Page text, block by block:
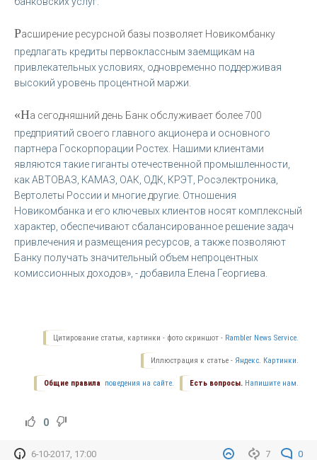
Расширение ресурсной базы позволяет Новикомбанку
предлагать кредиты первоклассным заемщикам на
привлекательных условиях, одновременно поддерживая
высокий уровень процентной маржи.
«На сегодняшний день Банк обслуживает более 700
предприятий своего главного акционера и основного
партнера Госкорпорации Ростех. Нашими клиентами
являются такие гиганты отечественной промышленности,
как АВТОВАЗ, КАМАЗ, ОАК, ОДК, КРЭТ, Росэлектроника,
Вертолеты России и многие другие. Отношения
Новикомбанка и его ключевых клиентов носят комплексный
характер, обеспечивают сбалансированное решение задач
привлечения и размещения ресурсов, а также позволяют
Банку получать значительный объем непроцентных
комиссионных доходов», - добавила Елена Георгиева.
Цитирование статьи, картинки - фото скриншот - Rambler News Service.
Иллюстрация к статье - Яндекс. Картинки.
Есть вопросы. Напишите нам.
Общие правила поведения на сайте.
0
7 0
6-10-2017, 17:00